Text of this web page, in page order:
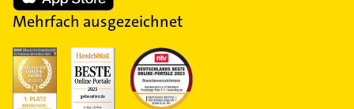
Mehrfach ausgezeichnet